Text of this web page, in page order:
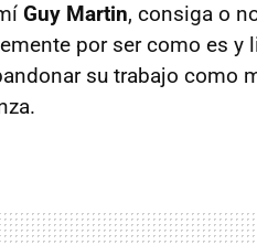
Guy Martin, consiga o
por ser como es y
su trabajo como